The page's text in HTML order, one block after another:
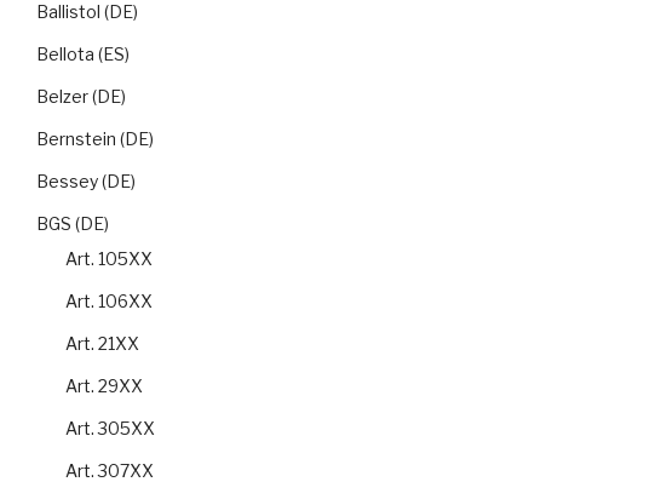
Ballistol (DE)
Bellota (ES)
Belzer (DE)
Bernstein (DE)
Bessey (DE)
BGS (DE)
Art. 105XX
Art. 106XX
Art. 21XX
Art. 29XX
Art. 305XX
Art. 307XX